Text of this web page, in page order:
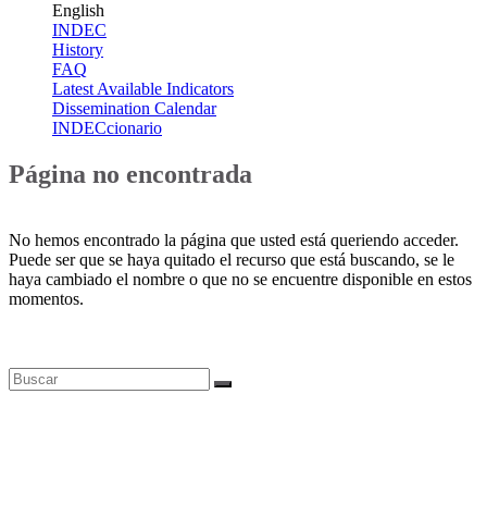
English
INDEC
History
FAQ
Latest Available Indicators
Dissemination Calendar
INDECcionario
Página no encontrada
No hemos encontrado la página que usted está queriendo acceder.
Puede ser que se haya quitado el recurso que está buscando, se le
haya cambiado el nombre o que no se encuentre disponible en estos
momentos.